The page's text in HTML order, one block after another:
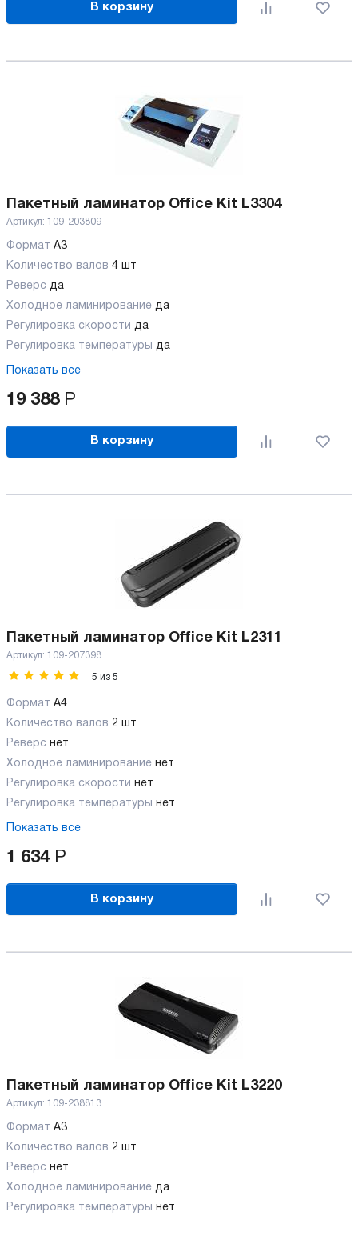
В корзину
Пакетный ламинатор Office Kit L3304
Артикул: 109-203809
Формат A3
Количество валов 4 шт
Реверс да
Холодное ламинирование да
Регулировка скорости да
Регулировка температуры да
Показать все
19 388 Р
В корзину
Пакетный ламинатор Office Kit L2311
Артикул: 109-207398
5 из 5
Формат A4
Количество валов 2 шт
Реверс нет
Холодное ламинирование нет
Регулировка скорости
нет
Регулировка температуры
нет
Показать все
1 634 Р
В корзину
Пакетный ламинатор Office Kit L3220
Артикул: 109-238813
Формат A3
Количество валов 2 шт
Реверс нет
Холодное ламинирование да
Регулировка температуры
нет